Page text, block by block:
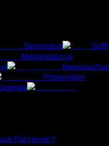
Desmodus
Megalosaurus
Kaprosuchus
Pteranodon
Растения Y